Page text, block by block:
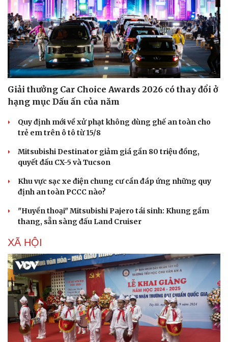
Doanh nghiệp
Thông tin doanh nghiệp
Doanh nghiệp 24h
Vì cộng đồng
Sành điệu
Tin Công nghệ
Chuyển đổi số
Giải thưởng Car Choice Awards 2026 có thay đổi ở
hạng mục Dấu ấn của năm
Quy định mới về xử phạt không dùng ghế an toàn cho
trẻ em trên ô tô từ 15/8
Mitsubishi Destinator giảm giá gần 80 triệu đồng,
quyết đấu CX-5 và Tucson
Khu vực sạc xe điện chung cư cần đáp ứng những quy
định an toàn PCCC nào?
"Huyền thoại" Mitsubishi Pajero tái sinh: Khung gầm
thang, sẵn sàng đấu Land Cruiser
XÃ HỘI